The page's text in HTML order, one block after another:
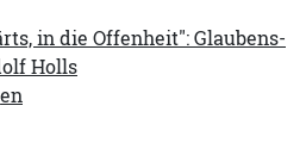
in die Offenheit": Glaubens-
Holls